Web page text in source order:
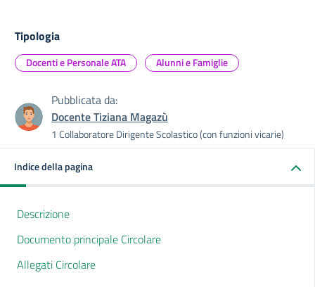
Tipologia
Docenti e Personale ATA Alunni e Famiglie
Pubblicata da:
Docente Tiziana Magazù
1 Collaboratore Dirigente Scolastico (con funzioni vicarie)
Indice della pagina
Descrizione
Documento principale Circolare
Allegati Circolare